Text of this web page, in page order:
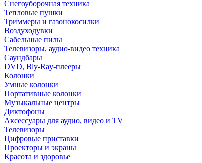
Снегоуборочная техника
Тепловые пушки
Триммеры и газонокосилки
Воздуходувки
Сабельные пилы
Телевизоры, аудио-видео техника
Саундбары
DVD, Bly-Ray-плееры
Колонки
Умные колонки
Портативные колонки
Музыкальные центры
Диктофоны
Аксессуары для аудио, видео и TV
Телевизоры
Цифровые приставки
Проекторы и экраны
Красота и здоровье